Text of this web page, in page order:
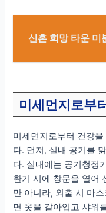
신혼 희망 타운 미
미세먼지로부
미세먼지로부터 건강
다. 먼저, 실내 공기를
다. 실내에는 공기청정
환기 시에 창문을 열어
만 아니라, 외출 시 마
면 옷을 갈아입고 샤워